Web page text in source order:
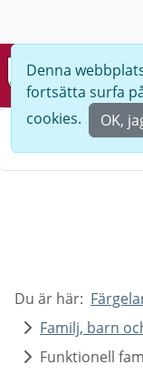
Denna
fortsätta surfa
cookies.
OK,
Du är här:
Familj, barn
Funktionell